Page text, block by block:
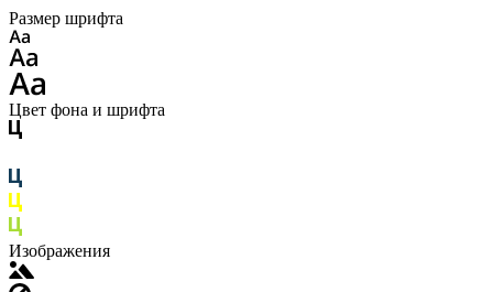
Размер шрифта
Цвет фона и шрифта
Изображения